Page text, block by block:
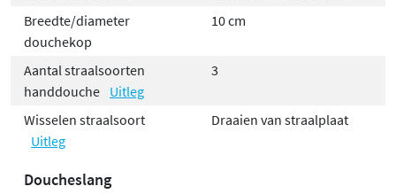
Breedte/diameter
douchekop
10 cm
Aantal straalsoorten
handdouche Uitleg
3
Wisselen straalsoort
Uitleg
Draaien van straalplaat
Doucheslang